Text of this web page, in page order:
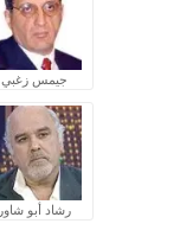
جيمس زغبي
رشاد أبو شاور